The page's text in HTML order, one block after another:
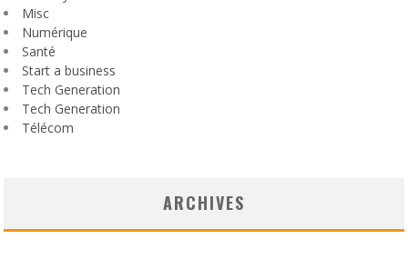
Misc
Numérique
Santé
Start a business
Tech Generation
Tech Generation
Télécom
ARCHIVES